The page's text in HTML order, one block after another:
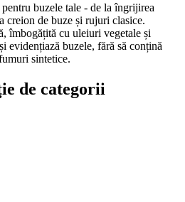
buzele tale - de la îngrijirea
creion de buze și rujuri clasice.
îmbogățită cu uleiuri vegetale și
evidențiază buzele, fără să conțină
sintetice.
de categorii